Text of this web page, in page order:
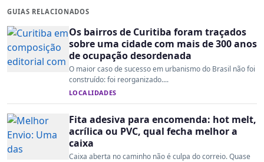
GUIAS RELACIONADOS
Os bairros de Curitiba foram traçados
sobre uma cidade com mais de 300 anos
de ocupação desordenada
O maior caso de sucesso em urbanismo do Brasil não foi
construído: foi reorganizado....
LOCALIDADES
Fita adesiva para encomenda: hot melt,
acrílica ou PVC, qual fecha melhor a
caixa
Caixa aberta no caminho não é culpa do correio. Quase